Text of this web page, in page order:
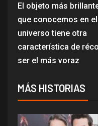
El objeto más
que conocemos en el
universo tiene otra
característica de
ser el más voraz
MÁS HISTORIAS